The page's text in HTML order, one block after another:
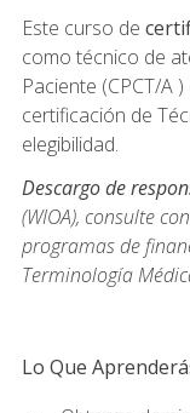
Este curso de
como técnico de
Paciente (CPCT/A
certificación de
elegibilidad.
Descargo de
(WIOA), consulte
programas de
Terminología
Lo Que